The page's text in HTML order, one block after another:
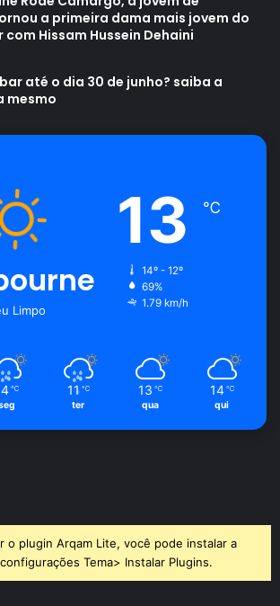
a primeira dama mais jovem do
Hissam Hussein Dehaini
até o dia 30 de junho? saiba a
mesmo
Limpo
13 ℃
14º - 12º
69%
1.79 km/h
℃ 11 ℃
ter
13 ℃
qua
14 ℃
qui
o plugin Arqam Lite, você pode instalar a
Tema> Instalar Plugins.